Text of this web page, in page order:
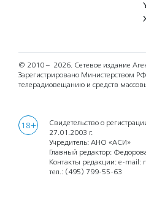
© 2010 – 2026. Сетевое издание
Зарегистрировано Министерством
телерадиовещанию и средств
18+
Свидетельство о
27.01.2003 г.
Учредитель: АНО «АСИ»
Главный редактор:
Контакты редакции: e-mail:
тел.: (495) 799-55-63